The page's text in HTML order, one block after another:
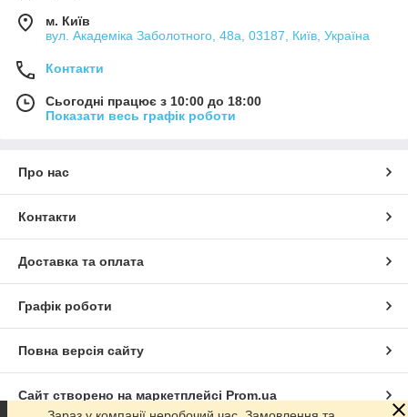
м. Київ
вул. Академіка Заболотного, 48а, 03187, Київ, Україна
Контакти
Сьогодні працює з 10:00 до 18:00
Показати весь графік роботи
Про нас
Контакти
Доставка та оплата
Графік роботи
Повна версія сайту
Сайт створено на маркетплейсі Prom.ua